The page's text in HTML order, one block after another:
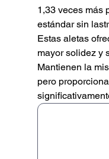
1,33 veces más
estándar sin
Estas aletas
mayor solidez y
Mantienen la
pero